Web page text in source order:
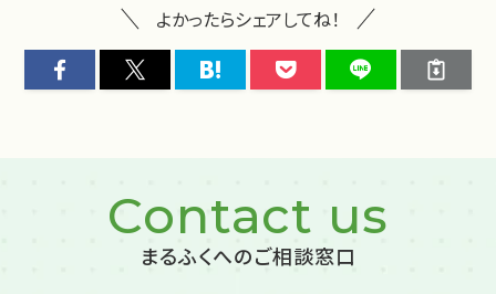
よかったらシェアしてね！
Contact us
まるふくへのご相談窓口